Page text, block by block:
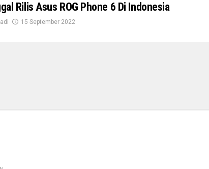
Rilis Asus ROG Phone 6 Di Indonesia
15 September 2022